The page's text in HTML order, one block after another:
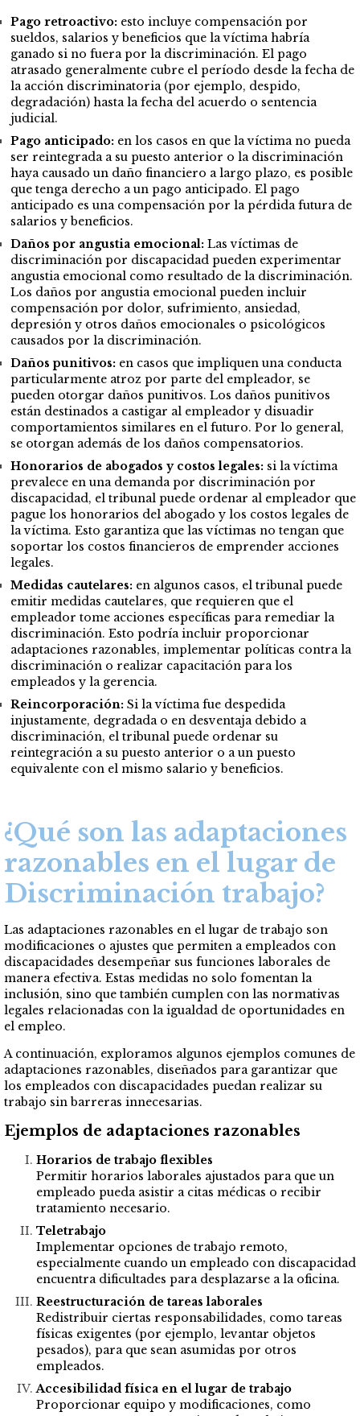
Pago retroactivo: esto incluye compensación por
sueldos, salarios y beneficios que la víctima habría
ganado si no fuera por la discriminación. El pago
atrasado generalmente cubre el período desde la fecha de
la acción discriminatoria (por ejemplo, despido,
degradación) hasta la fecha del acuerdo o sentencia
judicial.
Pago anticipado: en los casos en que la víctima no pueda
ser reintegrada a su puesto anterior o la discriminación
haya causado un daño financiero a largo plazo, es posible
que tenga derecho a un pago anticipado. El pago
anticipado es una compensación por la pérdida futura de
salarios y beneficios.
Daños por angustia emocional: Las víctimas de
discriminación por discapacidad pueden experimentar
angustia emocional como resultado de la discriminación.
Los daños por angustia emocional pueden incluir
compensación por dolor, sufrimiento, ansiedad,
depresión y otros daños emocionales o psicológicos
causados por la discriminación.
Daños punitivos: en casos que impliquen una conducta
particularmente atroz por parte del empleador, se
pueden otorgar daños punitivos. Los daños punitivos
están destinados a castigar al empleador y disuadir
comportamientos similares en el futuro. Por lo general,
se otorgan además de los daños compensatorios.
Honorarios de abogados y costos legales: si la víctima
prevalece en una demanda por discriminación por
discapacidad, el tribunal puede ordenar al empleador que
pague los honorarios del abogado y los costos legales de
la víctima. Esto garantiza que las víctimas no tengan que
soportar los costos financieros de emprender acciones
legales.
Medidas cautelares: en algunos casos, el tribunal puede
emitir medidas cautelares, que requieren que el
empleador tome acciones específicas para remediar la
discriminación. Esto podría incluir proporcionar
adaptaciones razonables, implementar políticas contra la
discriminación o realizar capacitación para los
empleados y la gerencia.
Reincorporación: Si la víctima fue despedida
injustamente, degradada o en desventaja debido a
discriminación, el tribunal puede ordenar su
reintegración a su puesto anterior o a un puesto
equivalente con el mismo salario y beneficios.
¿Qué son las adaptaciones
razonables en el lugar de
Discriminación trabajo?
Las adaptaciones razonables en el lugar de trabajo son
modificaciones o ajustes que permiten a empleados con
discapacidades desempeñar sus funciones laborales de
manera efectiva. Estas medidas no solo fomentan la
inclusión, sino que también cumplen con las normativas
legales relacionadas con la igualdad de oportunidades en
el empleo.
A continuación, exploramos algunos ejemplos comunes de
adaptaciones razonables, diseñados para garantizar que
los empleados con discapacidades puedan realizar su
trabajo sin barreras innecesarias.
Ejemplos de adaptaciones razonables
Horarios de trabajo flexibles
Permitir horarios laborales ajustados para que un
empleado pueda asistir a citas médicas o recibir
tratamiento necesario.
Teletrabajo
Implementar opciones de trabajo remoto,
especialmente cuando un empleado con discapacidad
encuentra dificultades para desplazarse a la oficina.
Reestructuración de tareas laborales
Redistribuir ciertas responsabilidades, como tareas
físicas exigentes (por ejemplo, levantar objetos
pesados), para que sean asumidas por otros
empleados.
Accesibilidad física en el lugar de trabajo
Proporcionar equipo y modificaciones, como